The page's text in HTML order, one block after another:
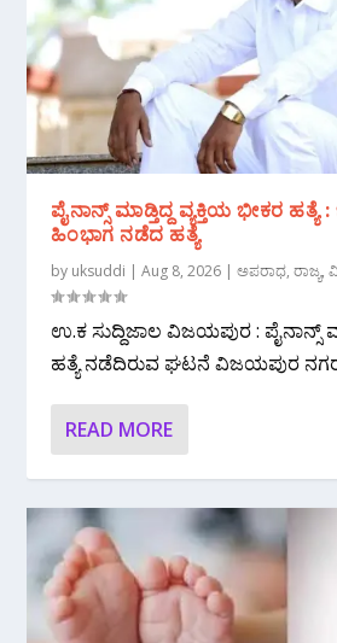
ಪೈನಾನ್ಸ್ ಮಾಡ್ತಿದ್ದ ವ್ಯಕ್ತಿಯ ಭೀಕರ‌ ಹತ್ಯೆ
ಹಿಂಭಾಗ ನಡೆದ ಹತ್ಯೆ
by uksuddi |Aug 8, 2026 |ಅಪರಾಧ,ರಾಜ್ಯ,
ಉ.ಕ ಸುದ್ದಿಜಾಲ ವಿಜಯಪುರ : ಪೈನಾನ್ಸ್
ಹತ್ಯೆ ನಡೆದಿರುವ ಘಟನೆ ವಿಜಯಪುರ
READ MORE